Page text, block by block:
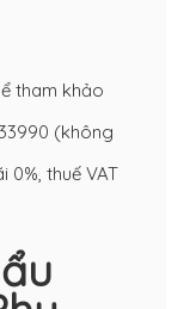
tham khảo
(không
0%, thuế VAT